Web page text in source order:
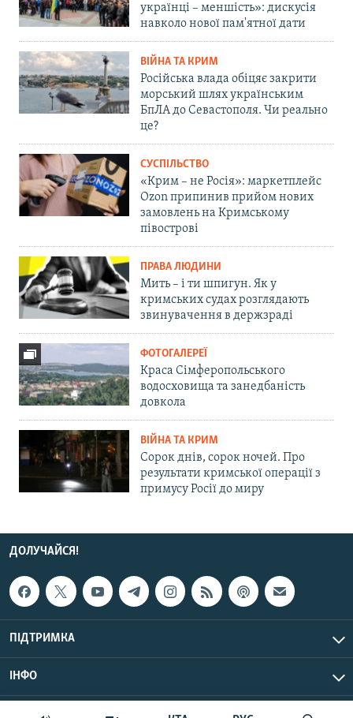
українці – меншість»: дискусія
навколо нової пам'ятної дати
ВІЙНА ТА КРИМ
Російська влада обіцяє закрити
морський шлях українським
БпЛА до Севастополя. Чи реально
це?
СУСПІЛЬСТВО
«Крим – не Росія»: маркетплейс
Ozon припинив прийом нових
замовлень на Кримському
півострові
ПРАВА ЛЮДИНИ
Мить – і ти шпигун. Як у
кримських судах розглядають
звинувачення в держзраді
ФОТОГАЛЕРЕЇ
Краса Сімферопольського
водосховища та занедбаність
довкола
ВІЙНА ТА КРИМ
Сорок днів, сорок ночей. Про
результати кримської операції з
примусу Росії до миру
ДОЛУЧАЙСЯ!
ПІДТРИМКА
ІНФО